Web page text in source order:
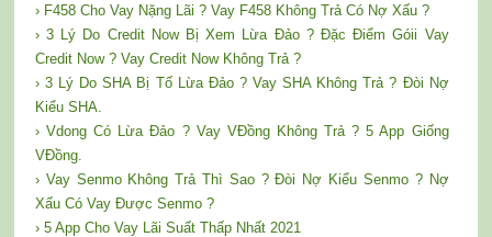
› F458 Cho Vay Nặng Lãi ? Vay F458 Không Trả Có Nợ Xấu ?
› 3 Lý Do Credit Now Bị Xem Lừa Đảo ? Đặc Điểm Góii Vay
Credit Now ? Vay Credit Now Không Trả ?
› 3 Lý Do SHA Bị Tố Lừa Đảo ? Vay SHA Không Trả ? Đòi Nợ
Kiểu SHA.
› Vdong Có Lừa Đảo ? Vay VĐồng Không Trả ? 5 App Giống
VĐồng.
› Vay Senmo Không Trả Thì Sao ? Đòi Nợ Kiểu Senmo ? Nợ
Xấu Có Vay Được Senmo ?
› 5 App Cho Vay Lãi Suất Thấp Nhất 2021